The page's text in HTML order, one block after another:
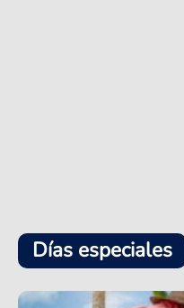
Días especiales